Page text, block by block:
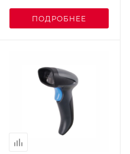
ПОДРОБНЕЕ